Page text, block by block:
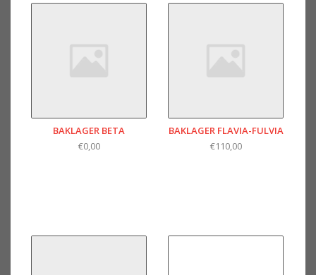
BAKLAGER BETA
€0,00
BAKLAGER FLAVIA-FULVIA
€110,00